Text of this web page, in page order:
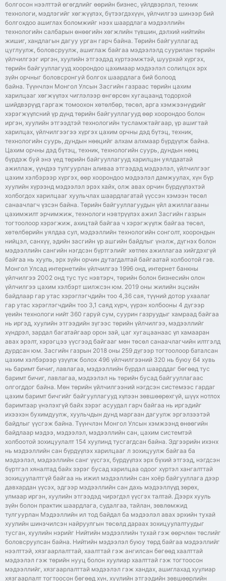
болгосон нээлттэй өгөгдлийг өөрийн бизнес, үйлдвэрлэл, техник
технологи, мэдлэгийг хөгжүүлэх, бүтээгдэхүүн, үйлчилгээ шинээр бий
болгохдоо ашиглах боломжийг нээх шаардлага мэдээллийн
технологийн салбарын өнөөгийн хөгжлийн түвшин, дэлхий нийтийн
жишиг, хандлагын дагуу урган гарч байна. Төрийн байгууллагад
цуглуулж, боловсруулж, ашиглаж байгаа мэдээлэлд суурилан төрийн
үйлчилгээг иргэн, хуулийн этгээдэд хүртээмжтэй, шуурхай хүргэх,
төрийн байгууллагууд хоорондоо цахимаар мэдээлэл солилцох эрх
зүйн орчныг боловсронгуй болгох шаардлага бий болоод
байна. Түүнчлэн Монгол Улсын Засгийн газраас төрийн цахим
харилцааг хөгжүүлэх чиглэлээр өнгөрсөн хугацаанд тодорхой
шийдвэрүүд гаргаж томоохон хөтөлбөр, төсөл, арга хэмжээнүүдийг
хэрэгжүүлсний үр дүнд төрийн байгууллагууд өөр хоорондоо болон
иргэн, хуулийн этгээдтэй технологийн тусламжтайгаар, үр ашигтай
харилцах, үйлчилгээгээ хүргэх цахим орчны дэд бүтэц, техник,
технологийн суурь, дундын нөөцийг алхам алхмаар бүрдүүлж байна.
Цахим орчны дэд бүтэц, техник, технологийн суурь, дундын нөөц
бүрдэж буй энэ үед төрийн байгууллагууд харилцан уялдаатай
ажиллаж, үүндээ тулгуурлан аливаа этгээдэд мэдээлэл, үйлчилгээг
цахим хэлбэрээр хүргэх, өөр хоорондоо мэдээлэл дамжуулах, хүн бүр
хуулийн хүрээнд мэдээлэл эрэх хайх, олж авах орчин бүрдүүлэхтэй
холбогдох харилцааг хуульчлах шаардлагатай үүссэн хэмээн төсөл
санаачлагч үзсэн байна. Төрийн байгууллагуудын үйл ажиллагааны
цахимжилт эрчимжиж, технологи нэвтрүүлэх ажил Засгийн газрын
тогтоолоор хэрэгжиж, ахицтай байгаа ч хэрэгжүүлж байгаа төсөл,
хөтөлбөрийн уялдаа сул, мэдээллийн технологийн сонголт, хоорондын
нийцэл, санхүү, эдийн засгийн үр ашгийн байдлыг үнэлж, дүгнэх болон
мэдээллийн сангийн нэгдсэн бүртгэлийг хөтлөх ажиллагаа хийгдэхгүй
байгаа нь хууль, эрх зүйн орчин дутагдалтай байгаатай холбоотой гэв.
Монгол Улсад интернетийн үйлчилгээ 1996 онд, интернет банкны
үйлчилгээ 2002 онд тус тус нэвтэрч, төрийн болон бизнесийн олон
үйлчилгээ цахим хэлбэрт шилжсэн юм. 2019 оны жилийн эцсийн
байдлаар гар утас хэрэглэгчдийн тоо 4,36 сая, түүний дотор ухаалаг
гар утас хэрэглэгчдийн тоо 3,1 саяд хүрч, үүрэн холбооны 4 дүгээр
үеийн технологи нийт 360 гаруй сум, суурин газруудыг хамраад байгаа
нь иргэд, хуулийн этгээдийн зүгээс төрийн үйлчилгээ, мэдээллийг
хүндрэл, зардал багатайгаар орон зай, цаг хугацаанаас үл хамааран
авах эрэлт, хэрэгцээ үүсгээд байгааг мөн төсөл санаачлагчийн илтгэлд
дурдсан юм. Засгийн газрын 2018 оны 259 дүгээр тогтоолоор баталсан
цахим хэлбэрээр үзүүлж болох 496 үйлчилгээний 320 нь буюу 64 хувь
нь баримт бичиг, лавлагаа, мэдээллийн бүрдэл шаарддаг бөгөөд тус
баримт бичиг, лавлагаа, мэдээлэл нь төрийн бусад байгууллагаас
олгогддог байна. Мөн төрийн үйлчилгээний нэгдсэн системээс гардаг
цахим баримт бичгийг байгууллагууд хүлээн зөвшөөрөхгүй, шүүх нотлох
баримтаар үнэлэхгүй байх зэрэг асуудал гарч байгаа нь иргэдийг
ихээхэн бухимдуулж, хуульчдын дунд маргаан дагуулж эргэлзээтэй
байдлыг үүсгэж байна. Түүнчлэн Монгол Улсын хэмжээнд өнөөгийн
байдлаар мэдээ, мэдээлэл, мэдээллийн сан, цахим системтэй
холбоотой зохицуулалт 154 хуулинд тусгагдсан байна. Эдгээрийн ихэнх
нь мэдээллийн сан бүрдүүлэх харилцааг л зохицуулж байгаа ба
мэдээлэл, мэдээллийн санг үүсгэх, бүрдүүлэх эрх бүхий этгээд, нэгдсэн
бүртгэл хяналтад байх зэрэг бусад харилцаа одоог хүртэл хангалттай
зохицуулалтгүй байгаа нь ижил мэдээллийн сан хоёр байгууллага дээр
давхардан үүсэх, эдгээр мэдээллийн сан дахь мэдээллүүд зөрөх,
улмаар иргэн, хуулийн этгээдэд чирэгдэл үүсгэх талтай. Дээрх хууль
зүйн болон практик шаардлага, судалгаа, тайлан, зөвлөмжид
тулгуурлан Мэдээллийн ил тод байдал ба мэдээлэл авах эрхийн тухай
хуулийн шинэчилсэн найруулгын төсөлд дараах зохицуулалтуудыг
тусган, хуулийн нэрийг Нийтийн мэдээллийн тухай гэж өөрчлөн төслийг
боловсруулсан байна. Нийтийн мэдээлэл буюу төрд байгаа мэдээллийг
нээлттэй, хязгаарлалттай, хаалттай гэж ангилсан бөгөөд хаалттай
мэдээлэл гэж төрийн нууц болон хуулиар хаалттай гэж тогтоосон
мэдээллийг, хязгаарлалттай мэдээлэл гэж хандах, ашиглахад хуулиар
хязгаарлалт тогтоосон бөгөөд хүн, хуулийн этгээдийн зөвшөөрлийн